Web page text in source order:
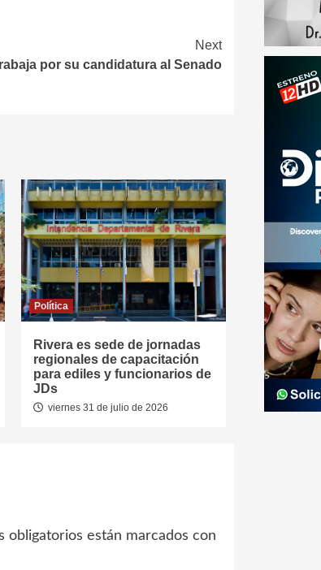
Next
por su candidatura al Senado
Política
Rivera es sede de jornadas
regionales de capacitación
para ediles y funcionarios de
JDs
viernes 31 de julio de 2026
obligatorios están marcados con